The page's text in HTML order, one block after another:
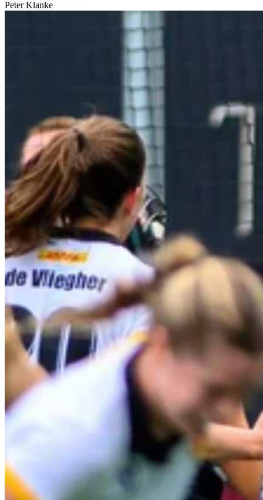
PeterKlanke